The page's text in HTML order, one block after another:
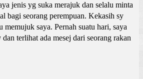
jenis yg suka merajuk dan selalu minta
bagi seorang perempuan. Kekasih sy
memujuk saya. Pernah suatu hari, saya
terlihat ada mesej dari seorang rakan